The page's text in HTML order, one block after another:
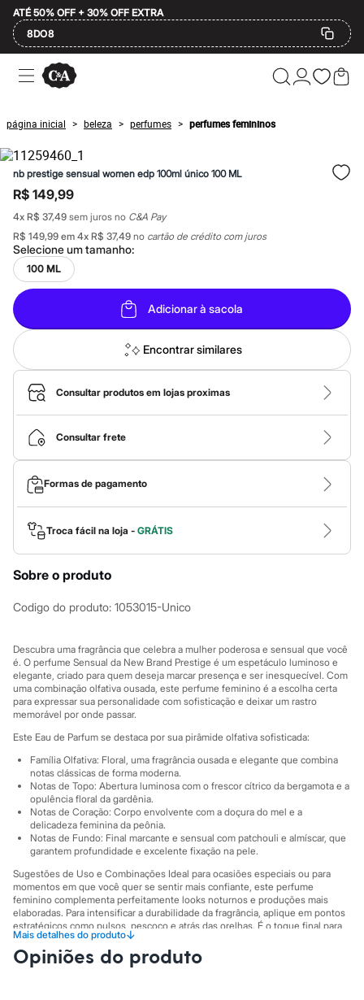
ATÉ 50% OFF + 30% OFF EXTRA
8DO8
Ofertas
Compre por Departamento
Masculino
Infantil
Calçados
Mindse7
Plus Size
Até 20% off
Até 40% off
Até 60% off
A partir de 60% off
Feminino
Em alta
Inverno
Alfaiataria
Novidades
Roupas
Blusas e Camisetas
Básicos
Calças
Casacos e Jaquetas
Jeans
Macacões
Saias
Shorts e Bermudas
Vestidos
Acessórios
Bolsas
Bonés e Chapéus
Bijoux
Cintos
Óculos
Relógios
Calçados
Botas
Chinelos
Rasteirinhas
Sapatilhas
Tênis
Marcas
City
Clock House
Mindset
Sawary
Moda esportiva
Acessórios
Blusas
Calçados
Leggings
Shorts e Bermudas
Tops
Calcinhas
Cintas e Modeladores
Meias
Pijamas
Sutiãs e Tops
Moda praia
Biquínis
página inicial > beleza > perfumes > perfumes femininos
nb prestige sensual women edp 100ml único 100 ML
R$ 149,99
4x R$ 37,49 sem juros no C&A Pay
R$ 149,99 em 4x R$ 37,49 no cartão de crédito com juros
Selecione umtamanho:
100 ML
Adicionar à sacola
Encontrar similares
Consultar produtos em lojas proximas
Consultar frete
Formas de pagamento
Troca fácil na loja - GRÁTIS
Sobre o produto
Codigo do produto: 1053015-Unico
Descubra uma fragrância que celebra a mulher poderosa e sensual que você
é. O perfume Sensual da New Brand Prestige é um espetáculo luminoso e
elegante, criado para quem deseja marcar presença e ser inesquecível. Com
uma combinação olfativa ousada, este perfume feminino é a escolha certa
para expressar sua personalidade com sofisticação e deixar um rastro
memorável por onde passar.
Este Eau de Parfum se destaca por sua pirâmide olfativa sofisticada:
Família Olfativa: Floral, uma fragrância ousada e elegante que combina
notas clássicas de forma moderna.
Notas de Topo: Abertura luminosa com o frescor cítrico da bergamota e a
opulência floral da gardênia.
Notas de Coração: Corpo envolvente com a doçura do mel e a
delicadeza feminina da peônia.
Notas de Fundo: Final marcante e sensual com patchouli e almíscar, que
garantem profundidade e excelente fixação na pele.
Sugestões de Uso e Combinações Ideal para ocasiões especiais ou para
momentos em que você quer se sentir mais confiante, este perfume
feminino complementa perfeitamente looks noturnos e produções mais
elaboradas. Para intensificar a durabilidade da fragrância, aplique em pontos
estratégicos como pulsos, pescoço e atrás das orelhas. É o toque final para
uma presença que não passa despercebida.
A gente se encontra na C&A! ❤
Mais detalhes do produto↓
Opiniões do produto